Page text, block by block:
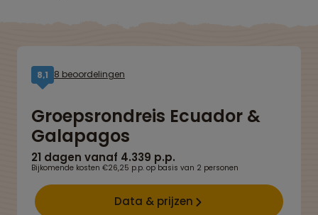
8,1 8 beoordelingen
Groepsrondreis Ecuador &
Galapagos
21 dagen vanaf 4.339 p.p.
Bijkomende kosten €26,25 p.p. op basis van 2 personen
Data & prijzen